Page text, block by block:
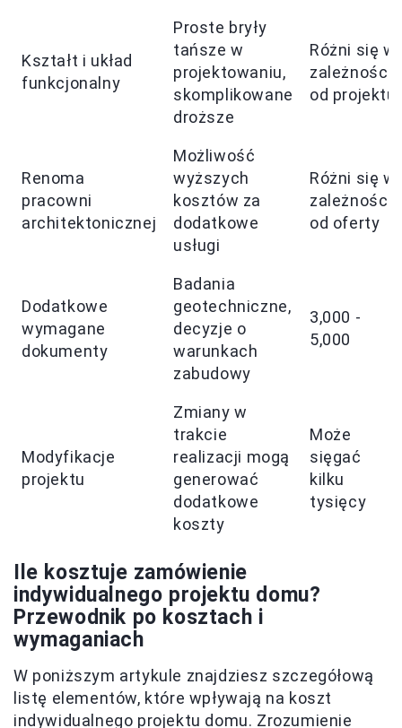
Kształt i układ
funkcjonalny
Proste bryły
tańsze w
projektowaniu,
skomplikowane
droższe
Różni się w
zależności
od projektu
Renoma
pracowni
architektonicznej
Możliwość
wyższych
kosztów za
dodatkowe
usługi
Różni się w
zależności
od oferty
Dodatkowe
wymagane
dokumenty
Badania
geotechniczne,
decyzje o
warunkach
zabudowy
3,000 -
5,000
Modyfikacje
projektu
Zmiany w
trakcie
realizacji mogą
generować
dodatkowe
koszty
Może
sięgać
kilku
tysięcy
Ile kosztuje zamówienie
indywidualnego projektu domu?
Przewodnik po kosztach i
wymaganiach
W poniższym artykule znajdziesz szczegółową
listę elementów, które wpływają na koszt
indywidualnego projektu domu. Zrozumienie